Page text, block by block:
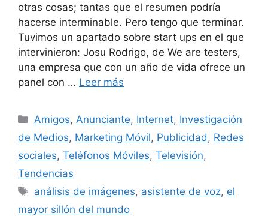
otras cosas; tantas que el resumen podría
hacerse interminable. Pero tengo que terminar.
Tuvimos un apartado sobre start ups en el que
intervinieron: Josu Rodrigo, de We are testers,
una empresa que con un año de vida ofrece un
panel con … Leer más
Categorías
Amigos, Anunciante, Internet, Investigación
de Medios, Marketing Móvil, Publicidad , Redes
sociales, Teléfonos Móviles, Televisión,
Tendencias
Etiquetas
análisis de imágenes, asistente de voz, el
mayor sillón del mundo